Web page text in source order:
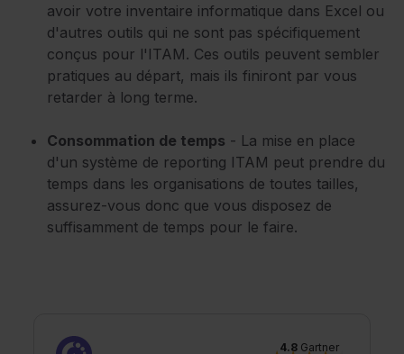
avoir votre inventaire informatique dans Excel ou
d'autres outils qui ne sont pas spécifiquement
conçus pour l'ITAM. Ces outils peuvent sembler
pratiques au départ, mais ils finiront par vous
retarder à long terme.
Consommation de temps - La mise en place
d'un système de reporting ITAM peut prendre du
temps dans les organisations de toutes tailles,
assurez-vous donc que vous disposez de
suffisamment de temps pour le faire.
4.8 Gartner